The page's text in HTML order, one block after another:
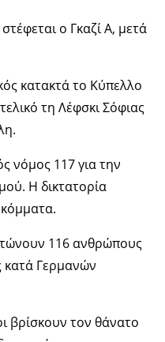
ο Γκαζί Α, μετά
κατακτά το Κύπελλο
τη Λέφσκι Σόφιας
νόμος 117 για την
Η δικτατορία
116 ανθρώπους
κατά Γερμανών
βρίσκουν τον θάνατο